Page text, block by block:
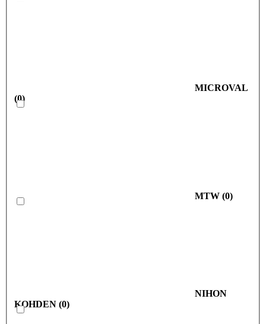
MICROVAL
(0)
MTW (0)
NIHON
KOHDEN (0)